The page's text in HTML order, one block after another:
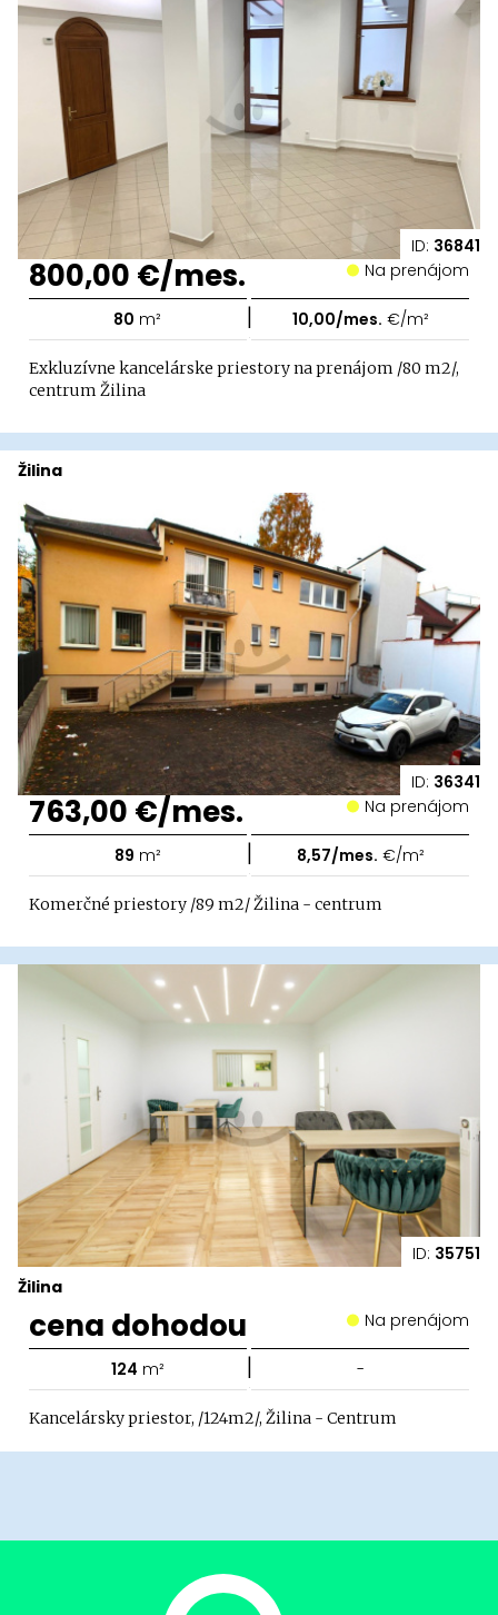
ID: 36841
800,00 €/mes. Na prenájom
80 m² | 10,00/mes. €/m²
Exkluzívne kancelárske priestory na prenájom /80 m2/,
centrum Žilina
ID: 36341
Žilina
763,00 €/mes. Na prenájom
89 m² | 8,57/mes. €/m²
Komerčné priestory /89 m2/ Žilina - centrum
ID: 35751
Žilina
cena dohodou Na prenájom
124 m² | -
Kancelársky priestor, /124m2/, Žilina - Centrum